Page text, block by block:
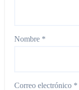
Nombre *
Correo electrónico *